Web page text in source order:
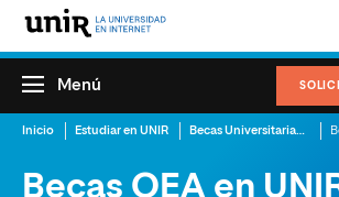
Menú
Inicio Estudiar en UNIR Becas Universitarias en Perú
Becas OEA en